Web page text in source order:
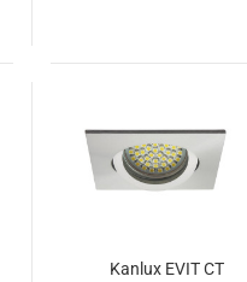
Kanlux EVIT CT